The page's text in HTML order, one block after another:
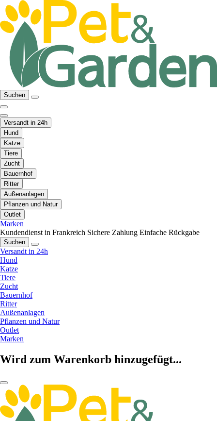
Suchen
Versandt in 24h
Hund
Katze
Tiere
Zucht
Bauernhof
Ritter
Außenanlagen
Pflanzen und Natur
Outlet
Marken
Kundendienst in Frankreich Sichere Zahlung Einfache Rückgabe
Suchen
Versandt in 24h
Hund
Katze
Tiere
Zucht
Bauernhof
Ritter
Außenanlagen
Pflanzen und Natur
Outlet
Marken
Wird zum Warenkorb hinzugefügt...